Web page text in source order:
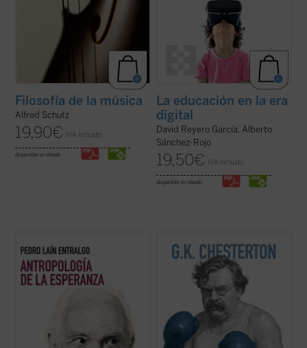
Filosofía de la música
Alfred Schutz
19,90€ IVA incluido
disponible en ebook:
La educación en la era
digital
David Reyero García, Alberto
Sánchez-Rojo
19,50€ IVA incluido
disponible en ebook:
de los motores fundamentales del ser
humano: la esperanza. A través de un
análisis profundo y accesible, el autor
explora cómo este concepto ha guiado
nuestra historia, desde sus raíces más ...
inéditos más provocadores, sus polémicas
más controvertidas y sus debates más
agudos, Chesterton desafía a los
escépticos con su estilo único, cargado de
paradojas y giros ingeniosos. Con humor, ...